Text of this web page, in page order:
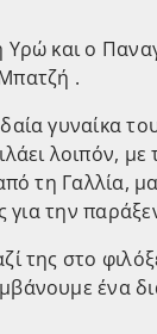
και ο
.
γυναίκα
λοιπόν,
τη Γαλλία,
για την
της στο
ένα